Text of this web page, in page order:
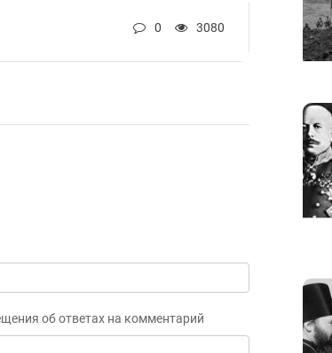
0 3080
об ответах на комментарий